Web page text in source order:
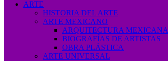
ARTE
HISTORIA DEL ARTE
ARTE MEXICANO
ARQUITECTURA MEXICANA
BIOGRAFÍAS DE ARTISTAS
OBRA PLÁSTICA
ARTE UNIVERSAL